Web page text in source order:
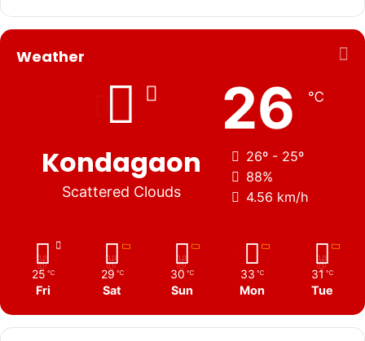
Weather
Kondagaon
Scattered Clouds
26 ℃
26º - 25º
88%
4.56 km/h
25 ℃
Fri
29 ℃
Sat
30 ℃
Sun
33 ℃
Mon
31 ℃
Tue